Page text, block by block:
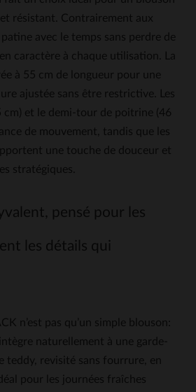
résistant. Contrairement aux
avec le temps sans perdre de
caractère à chaque utilisation. La
à 55 cm de longueur pour une
ajustée sans être restrictive. Les
cm) et le demi-tour de poitrine (46
de mouvement, tandis que les
une touche de douceur et
stratégiques.
pensé pour les
les détails qui
n’est pas qu’un simple blouson:
naturellement à une garde-
teddy, revisité sans fourrure, en
pour les journées fraîches